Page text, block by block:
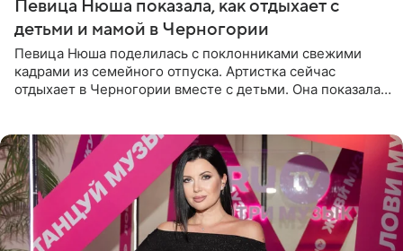
Певица Нюша показала, как отдыхает с
детьми и мамой в Черногории
Певица Нюша поделилась с поклонниками свежими
кадрами из семейного отпуска. Артистка сейчас
отдыхает в Черногории вместе с детьми. Она показала,